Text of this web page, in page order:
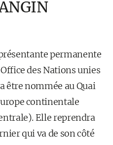
permanente
des Nations unies
être nommée au Quai
continentale
Elle reprendra
qui va de son côté